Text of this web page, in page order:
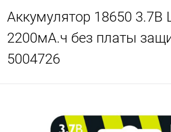
Аккумулятор 18650 3.7В
2200мА.ч без платы
5004726